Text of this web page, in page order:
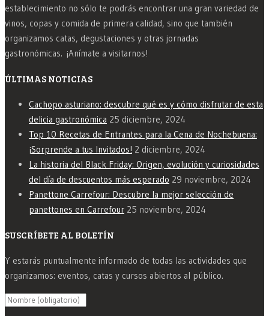
establecimiento no sólo te podrás encontrar una gran variedad de
vinos, copas y comida de primera calidad, sino que también
organizamos catas, degustaciones y otras jornadas
gastronómicas. ¡Anímate a visitarnos!
ÚLTIMAS NOTICIAS
Cachopo asturiano: descubre qué es y cómo disfrutar de esta
delicia gastronómica 25 diciembre, 2024
Top 10 Recetas de Entrantes para la Cena de Nochebuena:
¡Sorprende a tus Invitados! 2 diciembre, 2024
La historia del Black Friday: Origen, evolución y curiosidades
del día de descuentos más esperado 29 noviembre, 2024
Panettone Carrefour: Descubre la mejor selección de
panettones en Carrefour 25 noviembre, 2024
SUSCRÍBETE AL BOLETÍN
Y estarás puntualmente informado de todas las actividades que
organizamos: eventos, catas y cursos abiertos al público.